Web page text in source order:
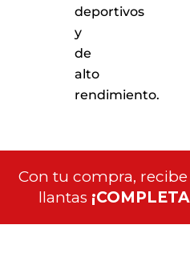
deportivos
y
de
alto
rendimiento.
Con tu compra,
llantas